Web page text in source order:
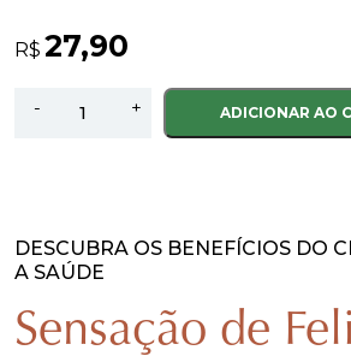
R$ 27,90
-
Casca
Amargo
quantidade
+ ADICIONAR AO
DESCUBRA OS BENEFÍCIOS DO
A SAÚDE
Sensação de